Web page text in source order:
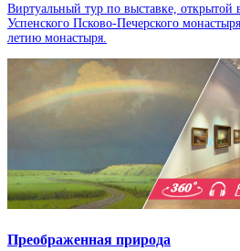
Виртуальный тур по выставке, открытой
Успенского Псково-Печерского
летию монастыря.
Преображенная природа